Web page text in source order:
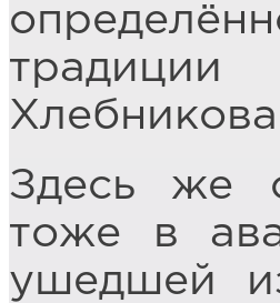
Здесь же
тоже в
ушедшей